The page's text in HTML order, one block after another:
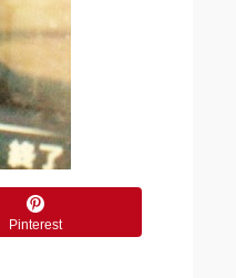
Pinterest